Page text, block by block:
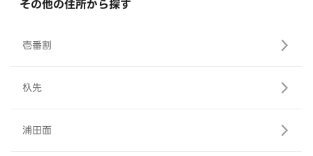
その他の住所から探す
壱番割
杁先
浦田面